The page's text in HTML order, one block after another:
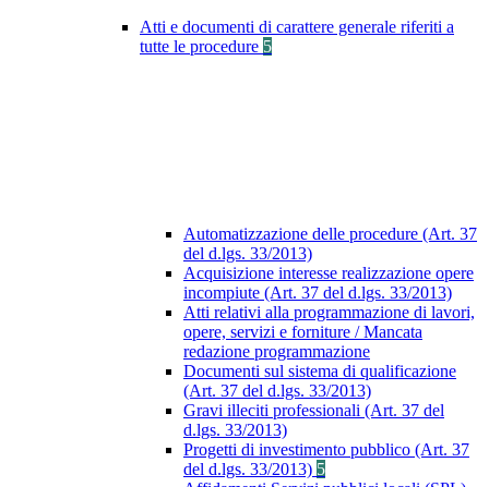
Atti e documenti di carattere generale riferiti a
tutte le procedure 5
Automatizzazione delle procedure (Art. 37
del d.lgs. 33/2013)
Acquisizione interesse realizzazione opere
incompiute (Art. 37 del d.lgs. 33/2013)
Atti relativi alla programmazione di lavori,
opere, servizi e forniture / Mancata
redazione programmazione
Documenti sul sistema di qualificazione
(Art. 37 del d.lgs. 33/2013)
Gravi illeciti professionali (Art. 37 del
d.lgs. 33/2013)
Progetti di investimento pubblico (Art. 37
del d.lgs. 33/2013) 5